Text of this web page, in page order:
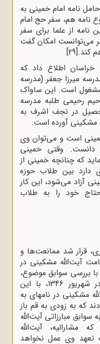
نامه امام خمینی به
نامه هم، سفر حج امام
بود. در این نامه از علما برای سفر
می‌توانست امکان گفت
کند.[29]
ساواک خراسان اطلاع داد که
میرزا جعفر (مدرسه
است. این ساواک
رحیمی طلبه مدرسه
در نجف اشرف به
مشکینی آورده است:
است و می‌توان وی
دانست. وقتی خمینی
که چنانچه خمینی از
دارد بین طلاب حوزه
آزاد می‌شود، این کار
خود را به طلاب
قرار شد ممانعت‌ها و
آیت‌الله مشکینی در
بررسی سوابق موضوع،
با این کار مخالفت کرد، اما در شهریور 1346، با این
مشکینی در نامه‍ای به
که به زودی به قم باز
مبارزاتی آیت‌الله
مشارالیه، آیت‌الله
تعهد وی عمل نخواهد